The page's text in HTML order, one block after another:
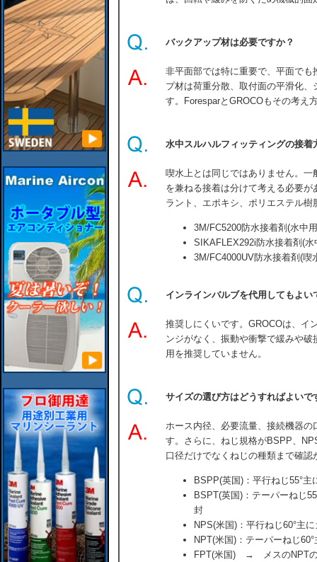
バックアップ材は必要ですか？
非平面部では特に重要で、平面で
プ材は荷重分散、取付面の平滑化
す。ForesparとGROCOもその考え
水中スルハルフィッティングの接
喫水上とは同じではありません。
を兼ねる接着は分けて考える必要
ラント、エポキシ、ポリエステル
3M/FC5200防水接着剤(水中
SIKAFLEX292i防水接着剤(水
3M/FC4000UV防水接着剤(喫
インラインバルブを代用してもよい
推奨しにくいです。GROCOは、イ
ンジがなく、振動や衝撃で緩みや
用を推奨していません。
サイズの選び方はどうすればよいで
ホース内径、必要流量、接続機器
す。さらに、ねじ規格がBSPP、
口径だけでなくねじの種類まで確認
BSPP(英国)：平行ねじ55°
BSPT(英国)：テーパーねじ
封
NPS(米国)：平行ねじ60°主
NPT(米国)：テーパーねじ
FPT(米国) → メスのNPT